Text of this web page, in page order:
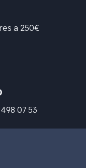
a 250€
07 53